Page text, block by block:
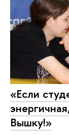
«Если
Вышку!»